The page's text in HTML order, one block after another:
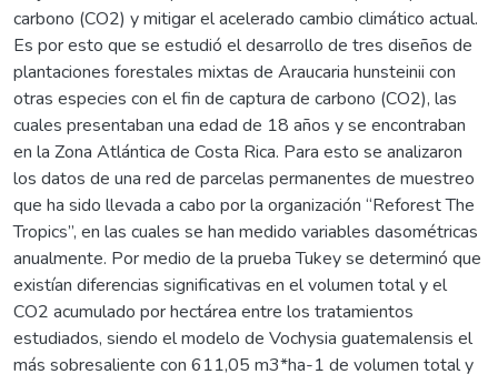
carbono (CO2) y mitigar el acelerado cambio climático actual.
Es por esto que se estudió el desarrollo de tres diseños de
plantaciones forestales mixtas de Araucaria hunsteinii con
otras especies con el fin de captura de carbono (CO2), las
cuales presentaban una edad de 18 años y se encontraban
en la Zona Atlántica de Costa Rica. Para esto se analizaron
los datos de una red de parcelas permanentes de muestreo
que ha sido llevada a cabo por la organización “Reforest The
Tropics”, en las cuales se han medido variables dasométricas
anualmente. Por medio de la prueba Tukey se determinó que
existían diferencias significativas en el volumen total y el
CO2 acumulado por hectárea entre los tratamientos
estudiados, siendo el modelo de Vochysia guatemalensis el
más sobresaliente con 611,05 m3*ha-1 de volumen total y